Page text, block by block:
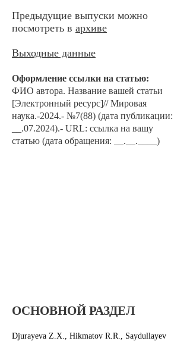
Предыдущие выпуски можно
посмотреть в архиве
Выходные данные
Оформление ссылки на статью:
ФИО автора. Название вашей статьи
[Электронный ресурс]// Мировая
наука.-2024.- №7(88) (дата публикации:
__.07.2024).- URL: ссылка на вашу
статью (дата обращения: __.__.____)
ОСНОВНОЙ РАЗДЕЛ
​Djurayeva Z.Х., Hikmatov R.R., Saydullayev